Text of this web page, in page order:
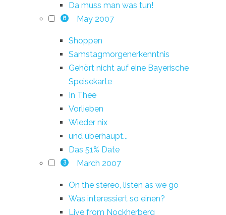
Da muss man was tun!
8 May 2007
Shoppen
Samstagmorgenerkenntnis
Gehört nicht auf eine Bayerische
Speisekarte
In Thee
Vorlieben
Wieder nix
und überhaupt...
Das 51% Date
3 March 2007
On the stereo, listen as we go
Was interessiert so einen?
Live from Nockherberg